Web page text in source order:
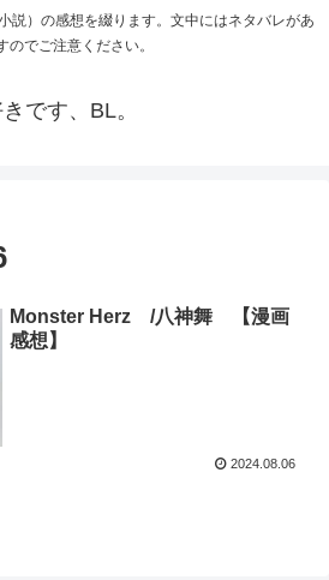
説）の感想を綴ります。文中にはネタバレがあ
のでご注意ください。
です、BL。
Monster Herz /八神舞 【漫画
感想】
2024.08.06